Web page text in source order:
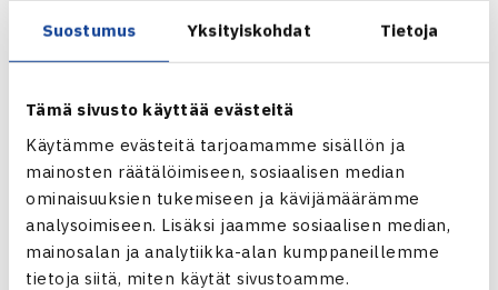
Suostumus Yksityiskohdat Tietoja
Tämä sivusto käyttää evästeitä
Käytämme evästeitä tarjoamamme sisällön ja
mainosten räätälöimiseen, sosiaalisen median
ominaisuuksien tukemiseen ja kävijämäärämme
analysoimiseen. Lisäksi jaamme sosiaalisen median,
mainosalan ja analytiikka-alan kumppaneillemme
tietoja siitä, miten käytät sivustoamme.
Ykkösten ottelun jälkeen kohtaavat maitten
Ottelua voi seurata suorana lähetyksensä YLE Urheilun
verkkosivuilla
YLE Urheilu
Jaa: